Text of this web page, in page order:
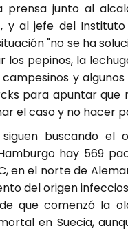
junto al
y al jefe del
"no se ha
pepinos, la
y
para apuntar que
el caso y no hacer
siguen buscando
hay 569
en el norte de
del origen
que comenzó la
en Suecia,